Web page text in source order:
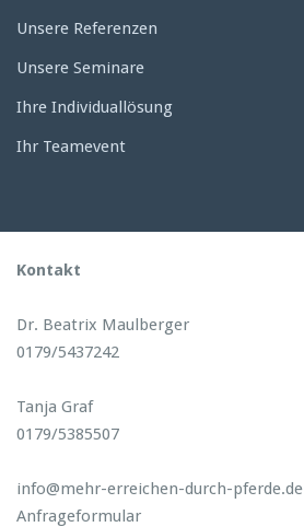
Unsere Referenzen
Unsere Seminare
Ihre Individuallösung
Ihr Teamevent
Kontakt
Dr. Beatrix Maulberger
0179/5437242
Tanja Graf
0179/5385507
info@mehr-erreichen-durch-pferde.de
Anfrageformular